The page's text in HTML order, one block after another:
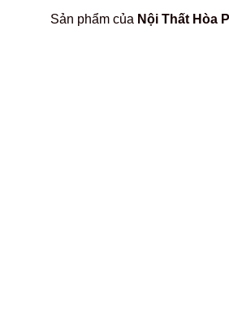
Sản phẩm của Nội Thất Hòa